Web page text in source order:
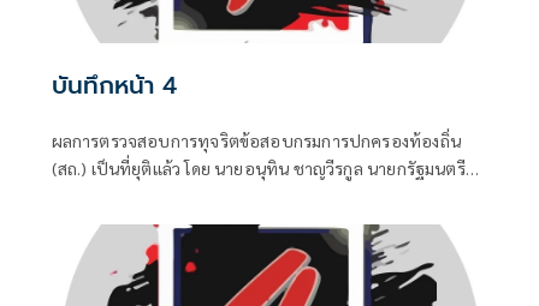
บันทึกหน้า 4
ผลการตรวจสอบการทุจริตข้อสอบกรมการปกครองท้องถิ่น
(สถ.) เป็นที่ยุติแล้ว โดย นายอนุทิน ชาญวีรกูล นายกรัฐมนตรี
อย่างที่ควรทำหมดแล้ว จบแล้ว